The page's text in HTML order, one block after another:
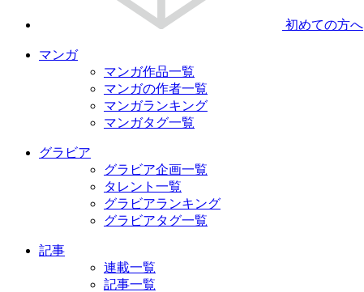
初めての方へ
マンガ
マンガ作品一覧
マンガの作者一覧
マンガランキング
マンガタグ一覧
グラビア
グラビア企画一覧
タレント一覧
グラビアランキング
グラビアタグ一覧
記事
連載一覧
記事一覧